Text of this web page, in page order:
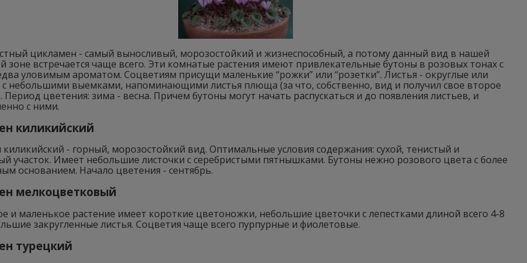
цикламен - самый выносливый, морозостойкий и жизнеспособный, а потому данный вид в нашей
зоне встречается чаще всего. Эти комнатые растения имеют привлекательные бутоны в розовых тонах с
уловимым ароматом. Соцветиям присущи маленькие “рожки” или “розетки”. Листья - округлые или
небольшими выемками, напоминающими листья плюща (за что, собственно, вид и получил свое второе
Период цветения: зима - весна. Причем бутоны могут начать распускаться и до появления листьев, и
с ними.
киликийский
- горный, морозостойкий вид. Оптимальные условия содержания: сухой, тенистый и
участок. Имеет небольшие листочки с серебристыми пятнышками. Бутоны нежно розового цвета с более
основанием. Начало цветения - сентябрь.
мелкоцветковый
и маленькое растение имеет короткие цветоножки, небольшие цветочки с лепестками длиной всего 4-8
закругленные листья. Соцветия чаще всего пурпурные и фиолетовые.
турецкий